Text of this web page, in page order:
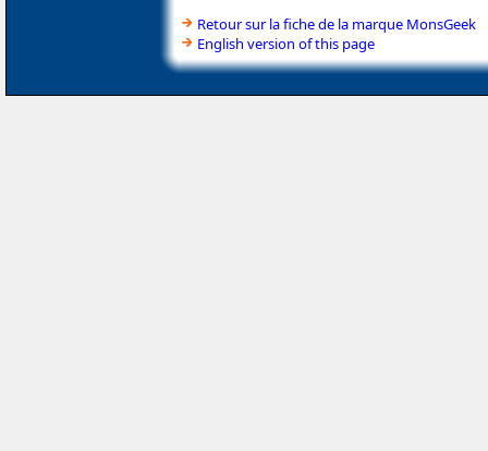
Retour sur la fiche de la marque MonsGeek
English version of this page